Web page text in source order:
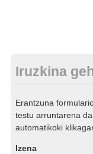
Iruzkina
Erantzuna
testu arruntarena
automatikoki
Izena